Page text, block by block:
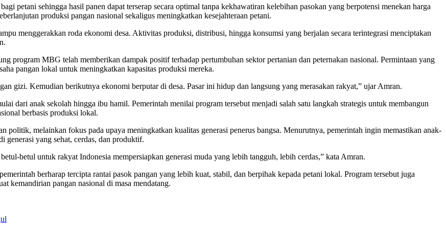
petani sehingga hasil panen dapat terserap secara optimal tanpa kekhawatiran kelebihan pasokan yang berpotensi menekan harga
produksi pangan nasional sekaligus meningkatkan kesejahteraan petani.
menggerakkan roda ekonomi desa. Aktivitas produksi, distribusi, hingga konsumsi yang berjalan secara terintegrasi menciptakan
program MBG telah memberikan dampak positif terhadap pertumbuhan sektor pertanian dan peternakan nasional. Permintaan yang
pangan lokal untuk meningkatkan kapasitas produksi mereka.
gizi. Kemudian berikutnya ekonomi berputar di desa. Pasar ini hidup dan langsung yang merasakan rakyat,” ujar Amran.
dari anak sekolah hingga ibu hamil. Pemerintah menilai program tersebut menjadi salah satu langkah strategis untuk membangun
berbasis produksi lokal.
melainkan fokus pada upaya meningkatkan kualitas generasi penerus bangsa. Menurutnya, pemerintah ingin memastikan anak-
generasi yang sehat, cerdas, dan produktif.
betul untuk rakyat Indonesia mempersiapkan generasi muda yang lebih tangguh, lebih cerdas,” kata Amran.
berharap tercipta rantai pasok pangan yang lebih kuat, stabil, dan berpihak kepada petani lokal. Program tersebut juga
kemandirian pangan nasional di masa mendatang.